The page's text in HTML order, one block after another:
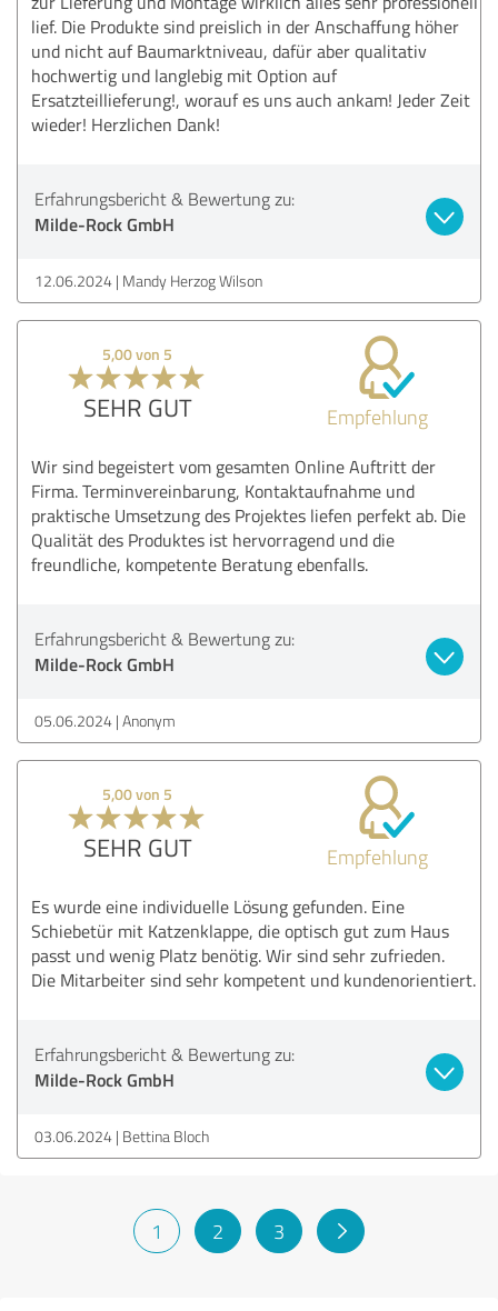
lief. Die Produkte sind preislich in der Anschaffung höher
und nicht auf Baumarktniveau, dafür aber qualitativ
hochwertig und langlebig mit Option auf
Ersatzteillieferung!, worauf es uns auch ankam! Jeder Zeit
wieder! Herzlichen Dank!
Erfahrungsbericht & Bewertung zu:
Milde-Rock GmbH
12.06.2024 Mandy Herzog Wilson
5,00 von 5
SEHR GUT Empfehlung
Wir sind begeistert vom gesamten Online Auftritt der
Firma. Terminvereinbarung, Kontaktaufnahme und
praktische Umsetzung des Projektes liefen perfekt ab. Die
Qualität des Produktes ist hervorragend und die
freundliche, kompetente Beratung ebenfalls.
Erfahrungsbericht & Bewertung zu:
Milde-Rock GmbH
05.06.2024 Anonym
5,00 von 5
SEHR GUT Empfehlung
Es wurde eine individuelle Lösung gefunden. Eine
Schiebetür mit Katzenklappe, die optisch gut zum Haus
passt und wenig Platz benötig. Wir sind sehr zufrieden.
Die Mitarbeiter sind sehr kompetent und kundenorientiert.
Erfahrungsbericht & Bewertung zu:
Milde-Rock GmbH
03.06.2024 Bettina Bloch
1 2 3